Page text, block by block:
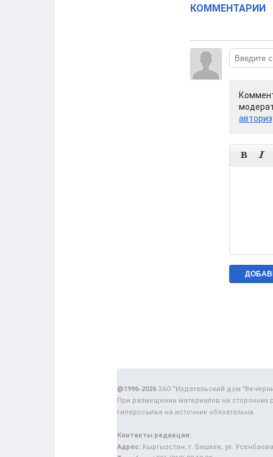
КОММЕНТАРИИ
 
@1996-2026ЗАО "Издательский дом
При размещении материалов на сторонних
гиперссылка на источник обязательна.
Контакты редакции:
Адрес: Кыргызстан, г. Бишкек, ул.